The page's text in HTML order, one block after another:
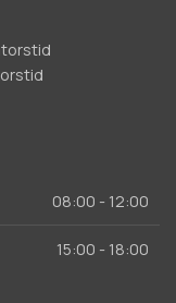
08:00 - 12:00
15:00 - 18:00